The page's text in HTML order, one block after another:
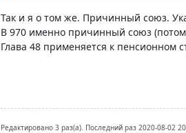
Так и я о том же. Причинный союз.
В 970 именно причинный союз
Глава 48 применяется к пенсионном
Редактировано 3 раз(а). Последний раз 2020-08-02